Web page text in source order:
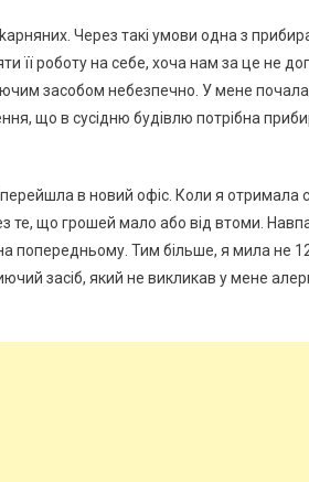
Через такі умови одна з
її роботу на себе, хоча нам за це не
засобом небезпечно. У мене почала
що в сусідню будівлю потрібна
перейшла в новий офіс. Коли я
те, що грошей мало або від втоми.
попередньому. Тим більше, я мила не 12
засіб, який не викликав у мене